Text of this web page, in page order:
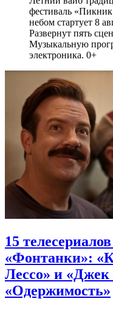
фестиваль
небом стартует 8
Развернут пять
Музыкальную
электроника. 0+
15
«Фонтанки»:
Лессо» и «Джек
«Одержимость»